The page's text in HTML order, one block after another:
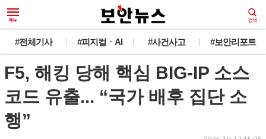
#전체기사 #피지컬ㆍAI #사건사고 #보안리포트
F5, 해킹 당해 핵심 BIG-IP 소스
코드 유출... “국가 배후 집단 소
행”